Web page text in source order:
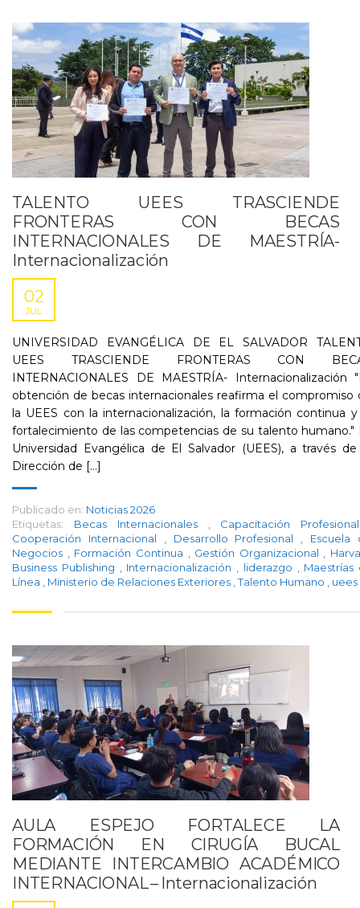
TALENTO UEES TRASCIENDE
FRONTERAS CON BECAS
INTERNACIONALES DE MAESTRÍA-
Internacionalización
02
JUL
UNIVERSIDAD EVANGÉLICA DE EL SALVADOR
UEES TRASCIENDE FRONTERAS CON
INTERNACIONALES DE MAESTRÍA- Internacionalización
obtención de becas internacionales reafirma el compromiso
la UEES con la internacionalización, la formación continua
fortalecimiento de las competencias de su talento humano."
Universidad Evangélica de El Salvador (UEES), a través
Dirección de [...]
Publicado en: Noticias 2026
Etiquetas:
Becas Internacionales
Capacitación
Cooperación Internacional
Desarrollo Profesional
Escuela
Negocios
Formación Continua Gestión Organizacional
Business Publishing
Internacionalización liderazgo
Maestrías
Línea
Ministerio de Relaciones Exteriores Talento Humano uees
AULA ESPEJO FORTALECE LA
FORMACIÓN EN CIRUGÍA BUCAL
MEDIANTE INTERCAMBIO ACADÉMICO
INTERNACIONAL – Internacionalización